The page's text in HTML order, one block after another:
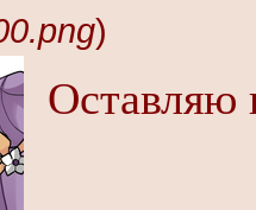
)
Оставляю